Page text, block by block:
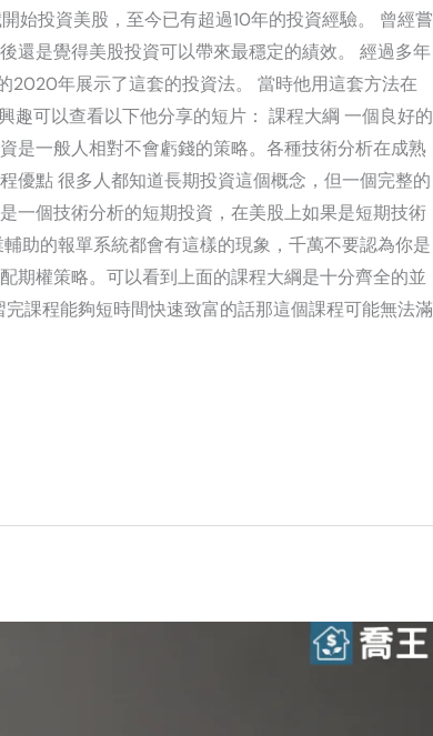
始投資美股，至今已有超過10年的投資經驗。 曾經嘗
還是覺得美股投資可以帶來最穩定的績效。 經過多年
2020年展示了這套的投資法。 當時他用這套方法在
趣可以查看以下他分享的短片： 課程大綱 一個良好的
是一般人相對不會虧錢的策略。各種技術分析在成熟
優點 很多人都知道長期投資這個概念，但一個完整的
一個技術分析的短期投資，在美股上如果是短期技術
助的報單系統都會有這樣的現象，千萬不要認為你是
期權策略。可以看到上面的課程大綱是十分齊全的並
課程能夠短時間快速致富的話那這個課程可能無法滿